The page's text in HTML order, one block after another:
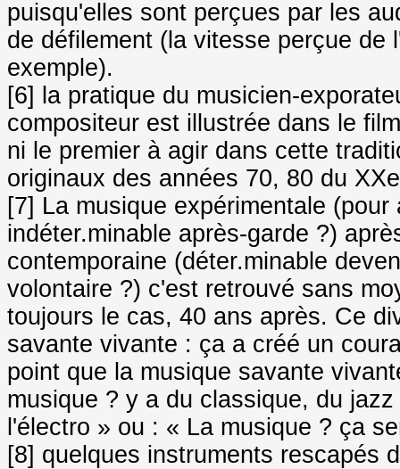
puisqu'elles sont perçues par les
de défilement (la vitesse perçue de
exemple).
[6] la pratique du musicien-
compositeur est illustrée dans le
ni le premier à agir dans cette
originaux des années 70, 80 du
[7] La musique expérimentale
indéter.minable après-garde ?)
contemporaine (déter.minable
volontaire ?) c'est retrouvé sans
toujours le cas, 40 ans après. Ce
savante vivante : ça a créé un
point que la musique savante
musique ? y a du classique, du
l'électro » ou : « La musique ? ça
[8] quelques instruments rescapés